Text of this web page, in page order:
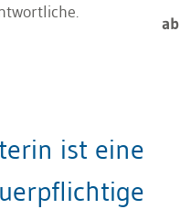
ist eine